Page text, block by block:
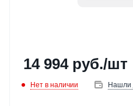
14 994руб./шт
Нет в наличии Нашли